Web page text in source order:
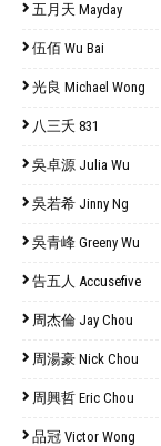
五月天 Mayday
伍佰 Wu Bai
光良 Michael Wong
八三夭 831
吳卓源 Julia Wu
吳若希 Jinny Ng
吳青峰 Greeny Wu
告五人 Accusefive
周杰倫 Jay Chou
周湯豪 Nick Chou
周興哲 Eric Chou
品冠 Victor Wong